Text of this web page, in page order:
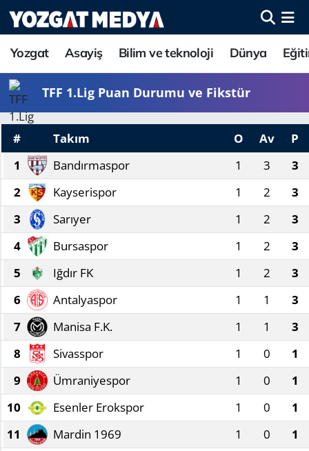
Yozgat Asayiş Bilim ve teknoloji Dünya
TFF 1.Lig Puan Durumu ve Fikstür
# Takım O Av
P
1
Bandırmaspor 1 3
3
2
Kayserispor 1 2
3
3
Sarıyer 1 2
3
4
Bursaspor 1 2
3
5
Iğdır FK 1 2
3
6
Antalyaspor 1 1
3
7
Manisa F.K. 1 1
3
8
Sivasspor 1 0
1
9
Ümraniyespor 1 0
1
10
Esenler Erokspor 1 0
1
11
Mardin 1969 1 0
1